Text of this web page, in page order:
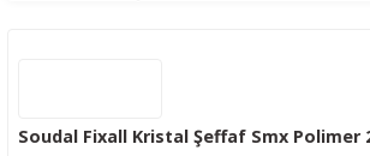
Soudal Fixall Kristal Şeffaf Smx Polimer